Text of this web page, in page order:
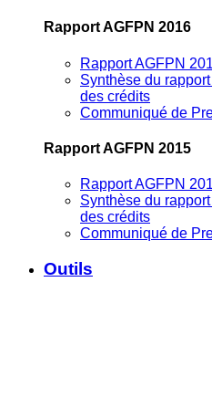
Rapport AGFPN 2016
Rapport AGFPN
Synthèse du
des crédits
Communiqué de
Rapport AGFPN 2015
Rapport AGFPN
Synthèse du
des crédits
Communiqué de
Outils